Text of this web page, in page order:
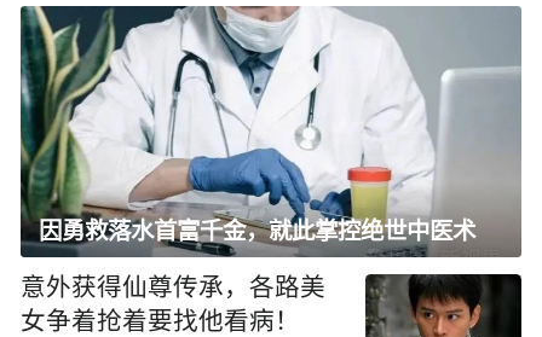
因勇救落水首富千金，就此掌控绝世中医术
意外获得仙尊传承，各路美
女争着抢着要找他看病！